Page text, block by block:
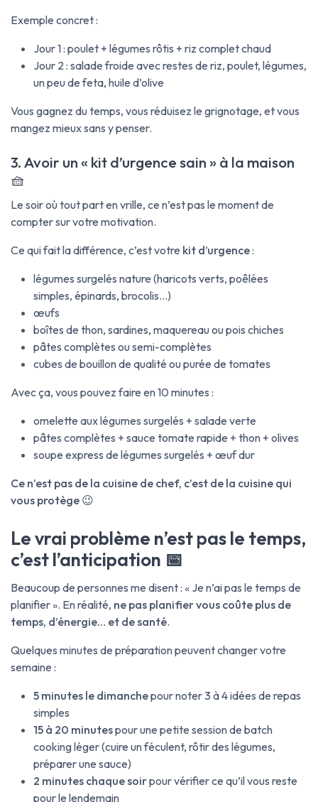
Exemple concret :
Jour 1 : poulet + légumes rôtis + riz complet chaud
Jour 2 : salade froide avec restes de riz, poulet, légumes,
un peu de feta, huile d’olive
Vous gagnez du temps, vous réduisez le grignotage, et vous
mangez mieux sans y penser.
3. Avoir un « kit d’urgence sain » à la maison
🧺
Le soir où tout part en vrille, ce n’est pas le moment de
compter sur votre motivation.
Ce qui fait la différence, c’est votre kit d’urgence:
légumes surgelés nature (haricots verts, poêlées
simples, épinards, brocolis…)
œufs
boîtes de thon, sardines, maquereau ou pois chiches
pâtes complètes ou semi-complètes
cubes de bouillon de qualité ou purée de tomates
Avec ça, vous pouvez faire en 10 minutes :
omelette aux légumes surgelés + salade verte
pâtes complètes + sauce tomate rapide + thon + olives
soupe express de légumes surgelés + œuf dur
Ce n’est pas de la cuisine de chef, c’est de la cuisine qui
vous protège 😉
Le vrai problème n’est pas le temps,
c’est l’anticipation 📅
Beaucoup de personnes me disent : « Je n’ai pas le temps de
planifier ». En réalité, ne pas planifier vous coûte plus de
temps, d’énergie… et de santé.
Quelques minutes de préparation peuvent changer votre
semaine :
5 minutes le dimanchepour noter 3 à 4 idées de repas
simples
15 à 20 minutespour une petite session de batch
cooking léger (cuire un féculent, rôtir des légumes,
préparer une sauce)
2 minutes chaque soirpour vérifier ce qu’il vous reste
pour le lendemain